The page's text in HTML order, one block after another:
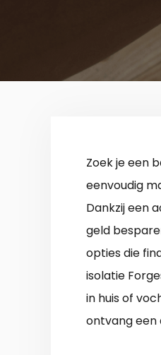
Zoek je een
eenvoudig
Dankzij een
geld
opties die
isolatie
in huis of
ontvang